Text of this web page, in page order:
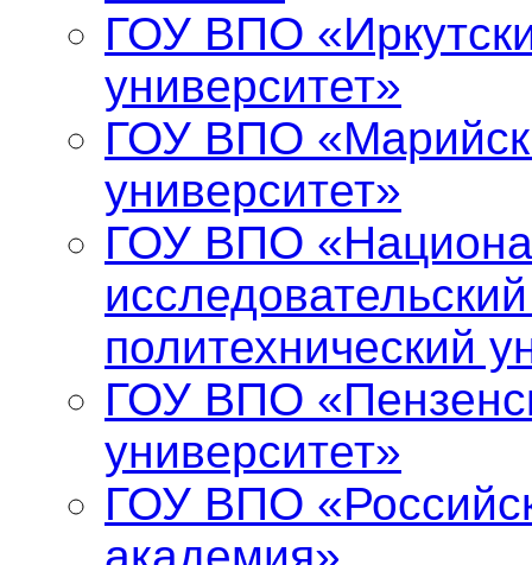
ГОУ ВПО
университет»
ГОУ ВПО
университет»
ГОУ ВПО
политехнический
ГОУ ВПО
университет»
ГОУ ВПО